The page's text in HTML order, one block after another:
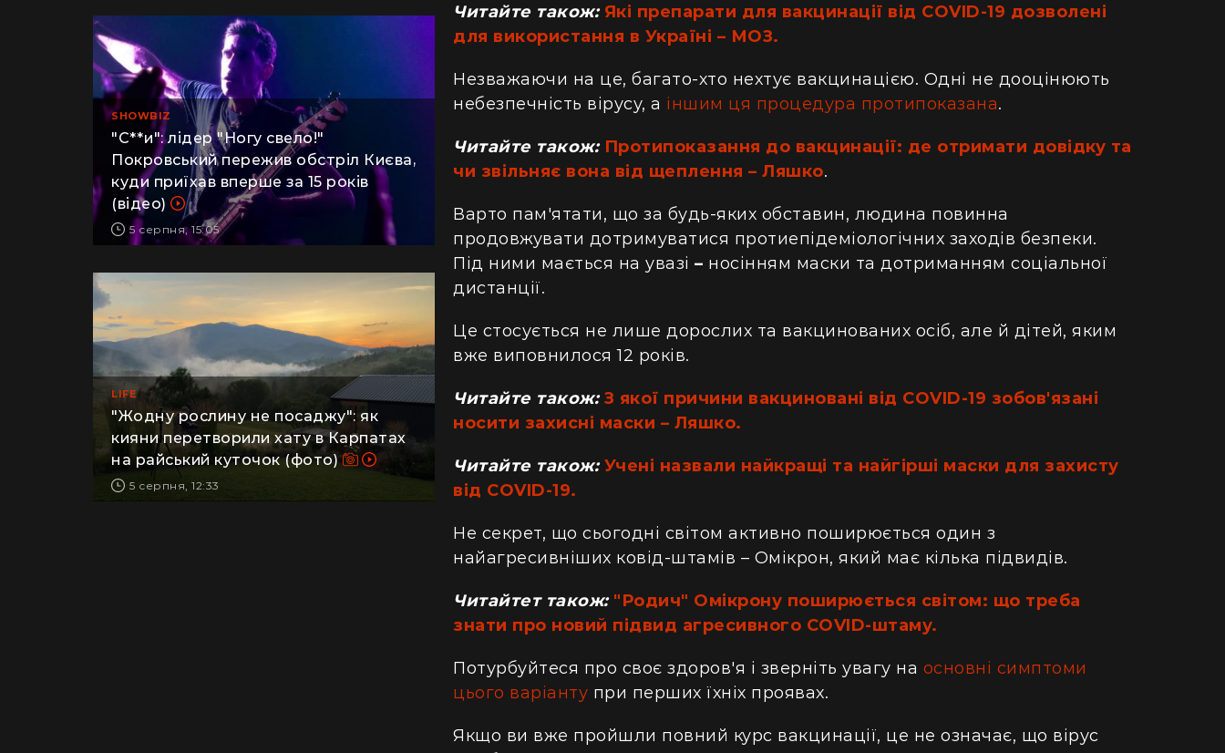
SHOWBIZ
"С**и": лідер "Ногу свело!"
Покровський пережив обстріл Києва,
куди приїхав вперше за 15 років
(відео)
5 серпня, 15:05
LIFE
"Жодну рослину не посаджу": як
кияни перетворили хату в Карпатах
на райський куточок (фото)
Читайте також: Які препарати для вакцинації від COVID-19 дозволені
для використання в Україні – МОЗ.
Незважаючи на це, багато-хто нехтує вакцинацією. Одні не дооцінюють
небезпечність вірусу, а іншим ця процедура протипоказана.
Читайте також: Протипоказання до вакцинації: де отримати довідку та
чи звільняє вона від щеплення – Ляшко.
Варто пам'ятати, що за будь-яких обставин, людина повинна
продовжувати дотримуватися протиепідеміологічних заходів безпеки.
Під ними мається на увазі – носінням маски та дотриманням соціальної
дистанції.
Це стосується не лише дорослих та вакцинованих осіб, але й дітей, яким
вже виповнилося 12 років.
Читайте також:З якої причини вакциновані від COVID-19 зобов'язані
носити захисні маски – Ляшко.
Читайте також: Учені назвали найкращі та найгірші маски для захисту
від COVID-19.
Не секрет, що сьогодні світом активно поширюється один з
найагресивніших ковід-штамів – Омікрон, який має кілька підвидів.
Читайтет також: "Родич" Омікрону поширюється світом: що треба
знати про новий підвид агресивного COVID-штаму.
Потурбуйтеся про своє здоров'я і зверніть увагу на основні симптоми
цього варіанту при перших їхніх проявах.
Якщо ви вже пройшли повний курс вакцинації, це не означає, що вірус